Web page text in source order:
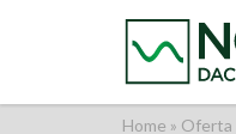
Home » Oferta